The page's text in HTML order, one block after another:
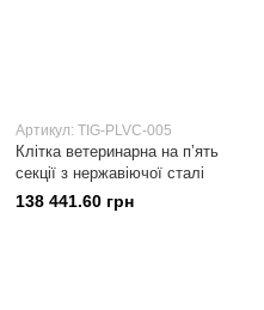
Артикул: TIG-PLVC-005
Клітка ветеринарна на пʼять
секції з нержавіючої сталі
138 441.60 грн